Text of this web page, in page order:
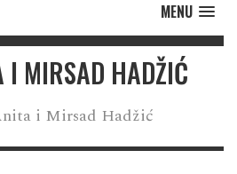
MENU
I MIRSAD HADŽIĆ
i Mirsad Hadžić